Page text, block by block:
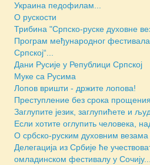
Украина педофилам...
О рускости
Трибина "Српско-руске духовне
Програм међународног
Српској“...
Дани Русије у Републици Српској
Муке са Русима
Лопов вришти - држите лопова!
Преступление без срока прощения
Заглупите језик, заглупићете и
Если хотите оглупить человека,
О србско-руским духовним везама
Делегација из Србије ће
омладинском фестивалу у Сочију...